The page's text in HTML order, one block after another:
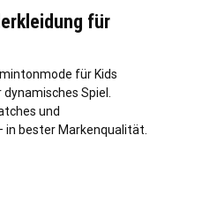
für
für Kids
Spiel.
und
in bester Markenqualität.